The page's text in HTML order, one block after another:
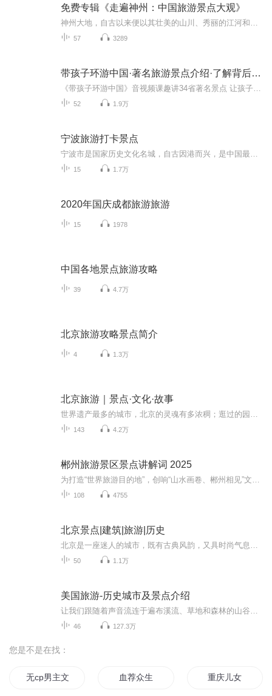
免费专辑《走遍神州：中国旅游景点大观》
57 3289
带孩子环游中国·著名旅游景点介绍·了解背后历史故事
52 1.9万
宁波旅游打卡景点
15 1.7万
2020年国庆成都旅游旅游
15 1978
中国各地景点旅游攻略
39 4.7万
北京旅游攻略景点简介
4 1.3万
北京旅游｜景点·文化·故事
143 4.2万
郴州旅游景区景点讲解词 2025
108 4755
北京景点|建筑|旅游|历史
50 1.1万
美国旅游-历史城市及景点介绍
46 127.3万
您是不是在找：
无cp男主文推荐 血荐众生 重庆儿女